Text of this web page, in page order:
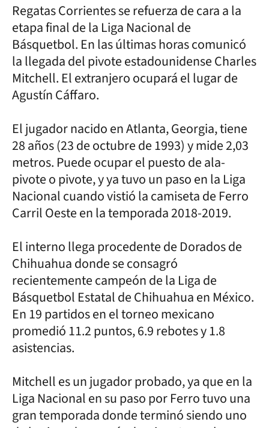
Regatas Corrientes se refuerza de cara a la
etapa final de la Liga Nacional de
Básquetbol. En las últimas horas comunicó
la llegada del pivote estadounidense Charles
Mitchell. El extranjero ocupará el lugar de
Agustín Cáffaro.
El jugador nacido en Atlanta, Georgia, tiene
28 años (23 de octubre de 1993) y mide 2,03
metros. Puede ocupar el puesto de ala-
pivote o pivote, y ya tuvo un paso en la Liga
Nacional cuando vistió la camiseta de Ferro
Carril Oeste en la temporada 2018-2019.
El interno llega procedente de Dorados de
Chihuahua donde se consagró
recientemente campeón de la Liga de
Básquetbol Estatal de Chihuahua en México.
En 19 partidos en el torneo mexicano
promedió 11.2 puntos, 6.9 rebotes y 1.8
asistencias.
Mitchell es un jugador probado, ya que en la
Liga Nacional en su paso por Ferro tuvo una
gran temporada donde terminó siendo uno